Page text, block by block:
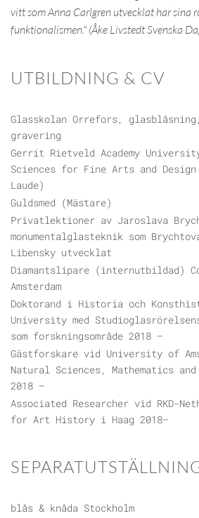
vitt som Anna Carlgren utvecklat har sina
funktionalismen." (Åke Livstedt Svenska
UTBILDNING & CV
Glasskolan Orrefors,
gravering
Gerrit Rietveld Academy
Sciences for Fine Arts and Design
Laude)
Guldsmed (Mästare)
Privatlektioner av Jaroslava
monumentalglasteknik som
Libensky utvecklat
Diamantslipare (internutbildad)
Amsterdam
Doktorand i Historia och
University med
som forskningsområde 2018 —
Gästforskare vid University of
Natural Sciences, Mathematics and
2018 —
Associated Researcher vid RKD-
for Art History i Haag 2018—
blås & knåda Stockholm